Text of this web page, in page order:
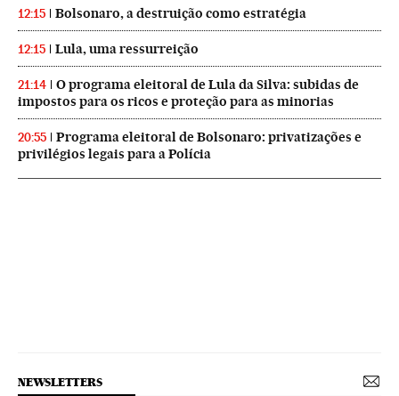
12:15 Bolsonaro, a destruição como estratégia
12:15 Lula, uma ressurreição
21:14
O programa eleitoral de Lula da Silva: subidas de
impostos para os ricos e proteção para as minorias
20:55
Programa eleitoral de Bolsonaro: privatizações e
privilégios legais para a Polícia
NEWSLETTERS